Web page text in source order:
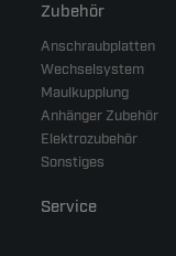
Zubehör
Anschraubplatten
Wechselsystem
Maulkupplung
Anhänger Zubehör
Elektrozubehör
Sonstiges
Service